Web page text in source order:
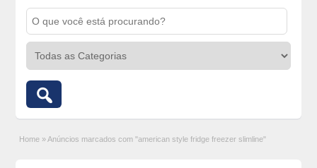
Home » Anúncios marcados com "american style fridge freezer slimline"